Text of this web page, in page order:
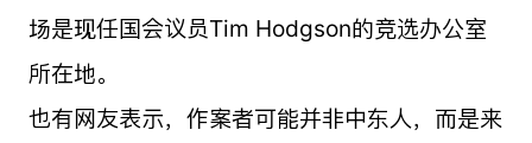
场是现任国会议员Tim Hodgson的竞选办公室
所在地。
也有网友表示，作案者可能并非中东人，而是来